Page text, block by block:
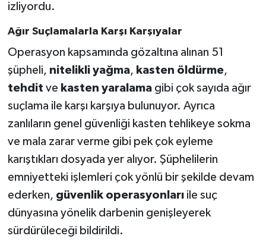
izliyordu.
Ağır Suçlamalarla Karşı Karşıyalar
Operasyon kapsamında gözaltına alınan 51
şüpheli, nitelikli yağma, kasten öldürme,
tehdit ve kasten yaralamagibi çok sayıda ağır
suçlama ile karşı karşıya bulunuyor. Ayrıca
zanlıların genel güvenliği kasten tehlikeye sokma
ve mala zarar verme gibi pek çok eyleme
karıştıkları dosyada yer alıyor. Şüphelilerin
emniyetteki işlemleri çok yönlü bir şekilde devam
ederken, güvenlik operasyonlarıile suç
dünyasına yönelik darbenin genişleyerek
sürdürüleceği bildirildi.